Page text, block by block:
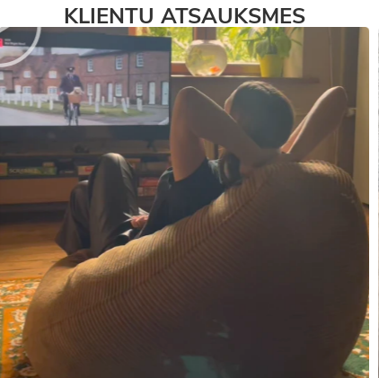
KLIENTU ATSAUKSMES